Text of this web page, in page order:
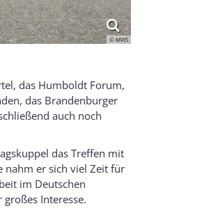
© MWS
das Humboldt Forum,
das Brandenburger
auch noch
das Treffen mit
nahm er sich viel Zeit für
im Deutschen
Interesse.